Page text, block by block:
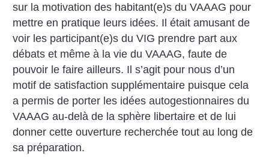
sur la motivation des habitant(e)s du VAAAG pour
mettre en pratique leurs idées. Il était amusant de
voir les participant(e)s du VIG prendre part aux
débats et même à la vie du VAAAG, faute de
pouvoir le faire ailleurs. Il s’agit pour nous d’un
motif de satisfaction supplémentaire puisque cela
a permis de porter les idées autogestionnaires du
VAAAG au-delà de la sphère libertaire et de lui
donner cette ouverture recherchée tout au long de
sa préparation.